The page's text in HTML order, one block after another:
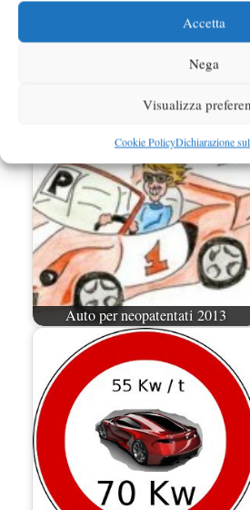
Accetta
Nega
Visualizza
Cookie PolicyDichiarazione
Auto per neopatentati 2013